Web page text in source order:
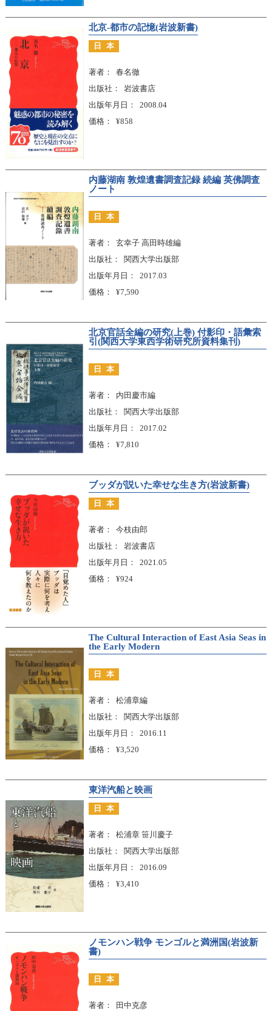
北京-都市の記憶(岩波新書)
日本
著者
春名徹
出版社
岩波書店
出版年月日
2008.04
価格
¥858
内藤湖南 敦煌遺書調査記録 続編 英佛調査
ノート
日本
著者
玄幸子 高田時雄編
出版社
関西大学出版部
出版年月日
2017.03
価格
¥7,590
北京官話全編の研究(上巻) 付影印・語彙索
引(関西大学東西学術研究所資料集刊)
日本
著者
内田慶市編
出版社
関西大学出版部
出版年月日
2017.02
価格
¥7,810
ブッダが説いた幸せな生き方(岩波新書)
日本
著者
今枝由郎
出版社
岩波書店
出版年月日
2021.05
価格
¥924
The Cultural Interaction of East Asia Seas in
the Early Modern
日本
著者
松浦章編
出版社
関西大学出版部
出版年月日
2016.11
価格
¥3,520
東洋汽船と映画
日本
著者
松浦章 笹川慶子
出版社
関西大学出版部
出版年月日
2016.09
価格
¥3,410
ノモンハン戦争 モンゴルと満洲国(岩波新
書)
日本
著者
田中克彦